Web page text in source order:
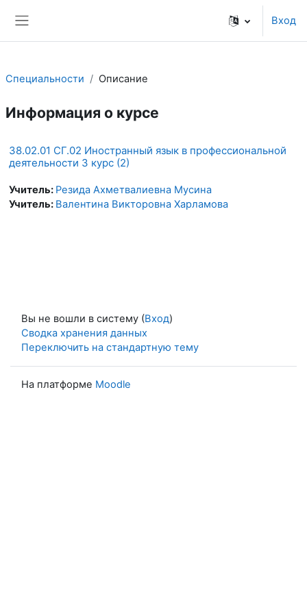
Вход
Специальности Описание
Информация о курсе
38.02.01 СГ.02 Иностранный язык в профессиональной
деятельности 3 курс (2)
Учитель: Резида Ахметвалиевна Мусина
Учитель: Валентина Викторовна Харламова
Вы не вошли в систему (Вход)
Сводка хранения данных
Переключить на стандартную тему
На платформе Moodle